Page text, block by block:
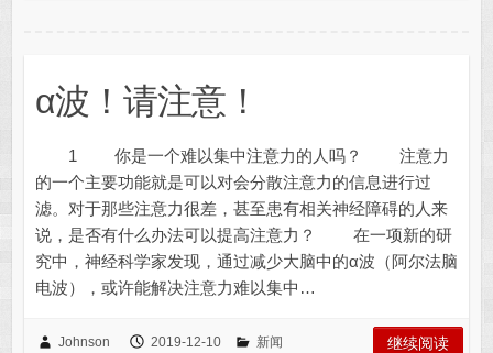
α波！请注意！
1 你是一个难以集中注意力的人吗？ 注意力
的一个主要功能就是可以对会分散注意力的信息进行过
滤。对于那些注意力很差，甚至患有相关神经障碍的人来
说，是否有什么办法可以提高注意力？ 在一项新的研
究中，神经科学家发现，通过减少大脑中的α波（阿尔法脑
电波），或许能解决注意力难以集中…
Johnson 2019-12-10 新闻 继续阅读